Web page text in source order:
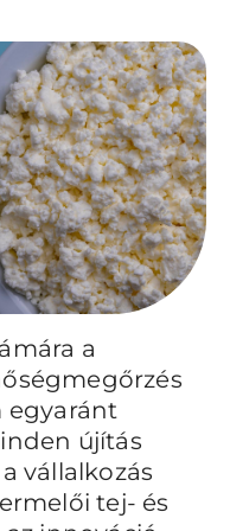
a
egyaránt
újítás
vállalkozás
tej- és